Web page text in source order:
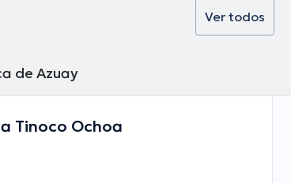
Ver todos
de Azuay
Tinoco Ochoa